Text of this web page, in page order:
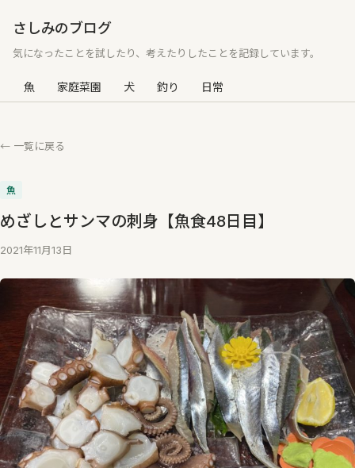
さしみのブログ
気になったことを試したり、考えたりしたことを記録しています。
魚 家庭菜園 犬 釣り 日常
← 一覧に戻る
魚
めざしとサンマの刺身【魚食48日目】
2021年11月13日